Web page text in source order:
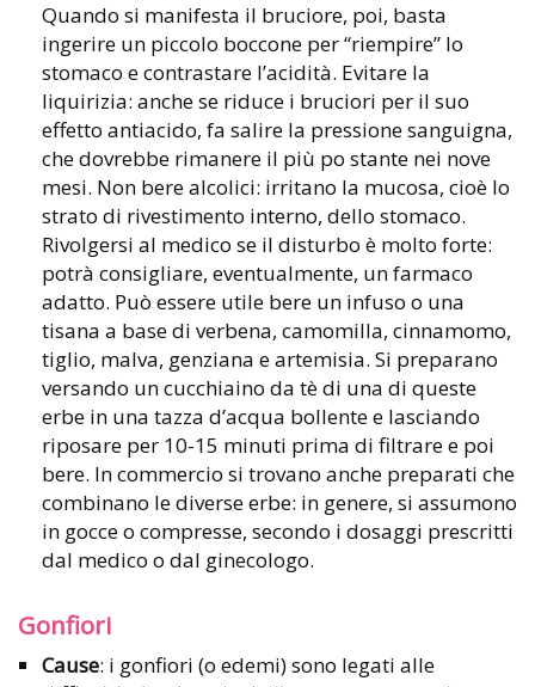
Quando si manifesta il bruciore, poi, basta
ingerire un piccolo boccone per “riempire” lo
stomaco e contrastare l’acidità. Evitare la
liquirizia: anche se riduce i bruciori per il suo
effetto antiacido, fa salire la pressione sanguigna,
che dovrebbe rimanere il più po stante nei nove
mesi. Non bere alcolici: irritano la mucosa, cioè lo
strato di rivestimento interno, dello stomaco.
Rivolgersi al medico se il disturbo è molto forte:
potrà consigliare, eventualmente, un farmaco
adatto. Può essere utile bere un infuso o una
tisana a base di verbena, camomilla, cinnamomo,
tiglio, malva, genziana e artemisia. Si preparano
versando un cucchiaino da tè di una di queste
erbe in una tazza d’acqua bollente e lasciando
riposare per 10-15 minuti prima di filtrare e poi
bere. In commercio si trovano anche preparati che
combinano le diverse erbe: in genere, si assumono
in gocce o compresse, secondo i dosaggi prescritti
dal medico o dal ginecologo.
Gonfiori
Cause: i gonfiori (o edemi) sono legati alle